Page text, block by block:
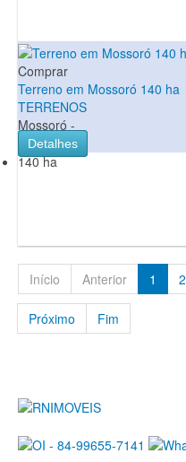
Comprar
Terreno em Mossoró 140 ha
TERRENOS
Mossoró -
Detalhes
140 ha
Início Anterior 1 2
Próximo Fim